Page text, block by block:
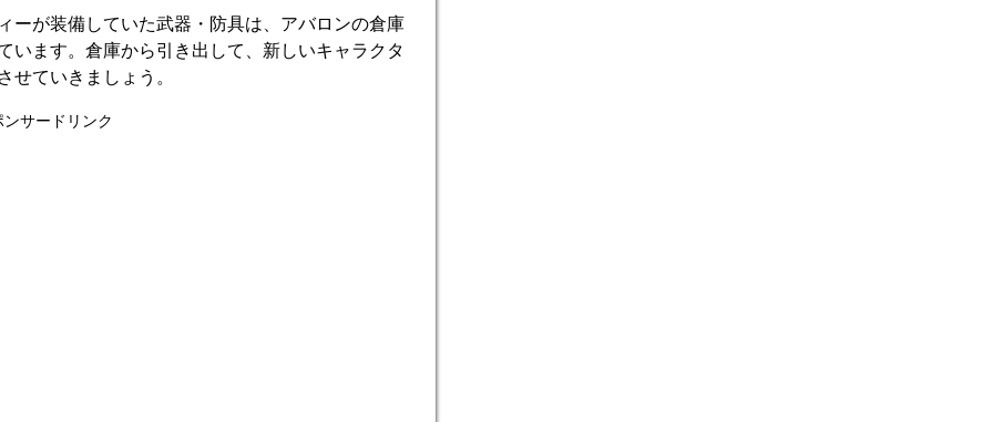
ーが装備していた武器・防具は、アバロンの倉庫
います。倉庫から引き出して、新しいキャラクタ
せていきましょう。
ンサードリンク